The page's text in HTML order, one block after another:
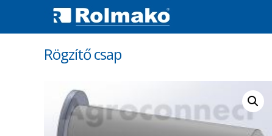
Rögzítő csap